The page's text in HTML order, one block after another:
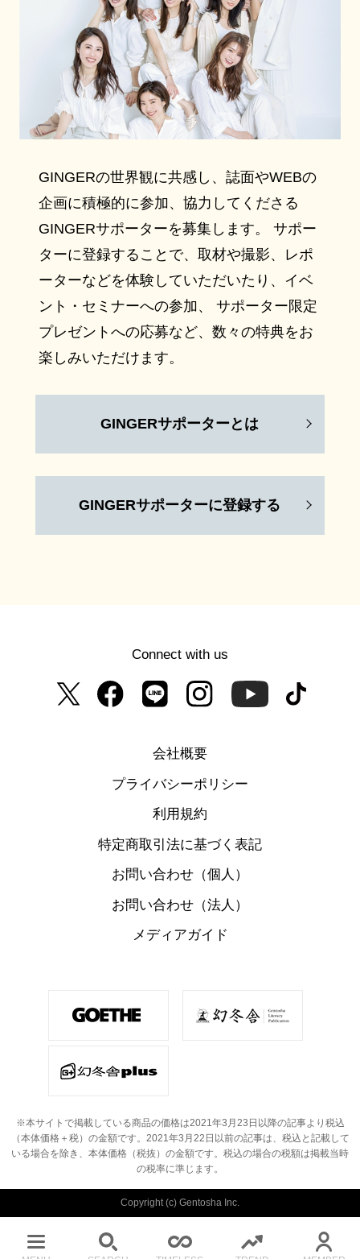
GINGERの世界観に共感し、誌面やWEBの
企画に積極的に参加、協力してくださる
GINGERサポーターを募集します。 サポー
ターに登録することで、取材や撮影、レポ
ーターなどを体験していただいたり、イベ
ント・セミナーへの参加、 サポーター限定
プレゼントへの応募など、数々の特典をお
楽しみいただけます。
GINGERサポーターとは
GINGERサポーターに登録する
Connect with us
会社概要
プライバシーポリシー
利用規約
特定商取引法に基づく表記
お問い合わせ（個人）
お問い合わせ（法人）
メディアガイド
※本サイトで掲載している商品の価格は2021年3月23日以降の記事より税込
（本体価格＋税）の金額です。
2021年3月22日以前の記事は、税込と記載して
いる場合を除き、本体価格（税抜）の金額です。 税込の場合の税額は掲載当時
の税率に準じます。
Copyright (c) Gentosha Inc.